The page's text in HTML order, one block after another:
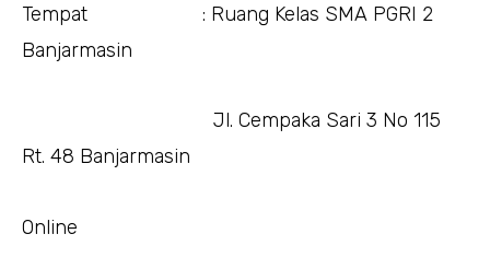
Tempat : Ruang Kelas SMA PGRI 2
Banjarmasin
Jl. Cempaka Sari 3 No 115
Rt. 48 Banjarmasin
Online